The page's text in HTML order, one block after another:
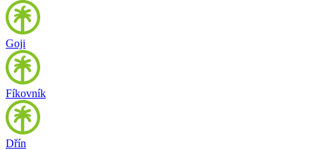
Goji
Fíkovník
Dřín